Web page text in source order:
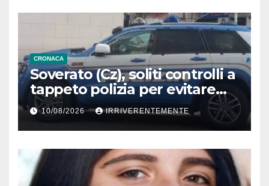
fanno il… loro con sequestri
milioni € e associazione a
delinquere
CRONACA
Soverato (Cz), soliti controlli a
tappeto polizia per evitare
tragedie su strade tra ritiri
patenti e sequestri mezzi
10/08/2026 IRRIVERENTEMENTE